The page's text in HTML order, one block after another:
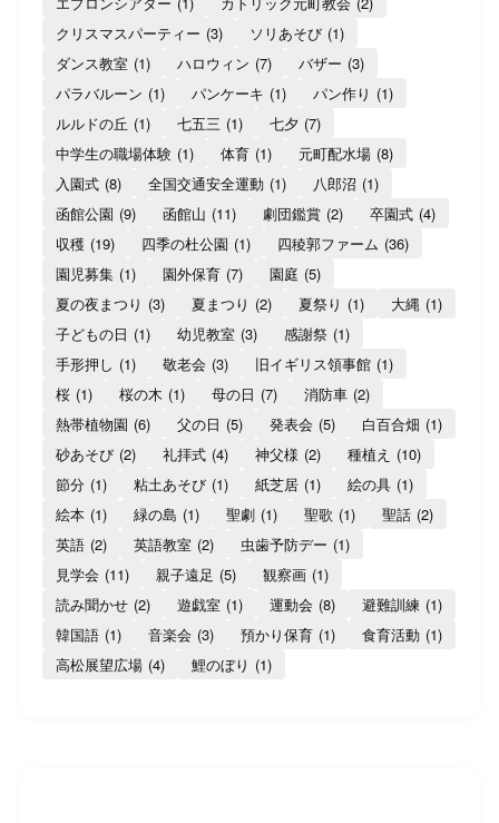
クリスマスパーティー (3) ソリあそび (1)
ダンス教室 (1) ハロウィン (7) バザー (3)
パラバルーン (1) パンケーキ (1) パン作り (1)
ルルドの丘 (1) 七五三 (1) 七夕 (7)
中学生の職場体験 (1) 体育 (1) 元町配水場 (8)
入園式 (8) 全国交通安全運動 (1) 八郎沼 (1)
函館公園 (9) 函館山 (11) 劇団鑑賞 (2) 卒園式 (4)
収穫 (19) 四季の杜公園 (1) 四稜郭ファーム (36)
園児募集 (1) 園外保育 (7) 園庭 (5)
夏の夜まつり (3) 夏まつり (2) 夏祭り (1) 大縄 (1)
子どもの日 (1) 幼児教室 (3) 感謝祭 (1)
手形押し (1) 敬老会 (3) 旧イギリス領事館 (1)
桜 (1) 桜の木 (1) 母の日 (7) 消防車 (2)
熱帯植物園 (6) 父の日 (5) 発表会 (5) 白百合畑 (1)
砂あそび (2) 礼拝式 (4) 神父様 (2) 種植え (10)
節分 (1) 粘土あそび (1) 紙芝居 (1) 絵の具 (1)
絵本 (1) 緑の島 (1) 聖劇 (1) 聖歌 (1) 聖話 (2)
英語 (2) 英語教室 (2) 虫歯予防デー (1)
見学会 (11) 親子遠足 (5) 観察画 (1)
読み聞かせ (2) 遊戯室 (1) 運動会 (8) 避難訓練 (1)
韓国語 (1) 音楽会 (3) 預かり保育 (1) 食育活動 (1)
高松展望広場 (4) 鯉のぼり (1)